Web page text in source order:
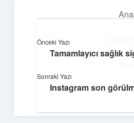
Dijital
Güncel paylaşımlar ve ilginç
Önceki Yazı
Tamamlayıcı sağlık
Sonraki Yazı
Instagram son